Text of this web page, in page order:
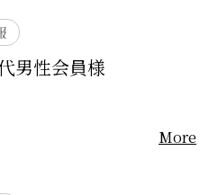
男性会員様
More